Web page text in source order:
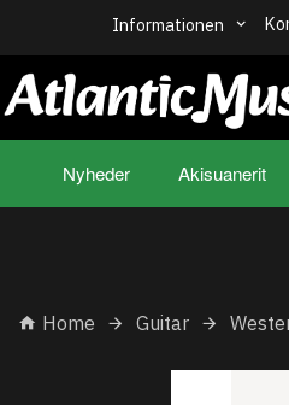
Informationen
Nyheder Akisuanerit
Home Guitar